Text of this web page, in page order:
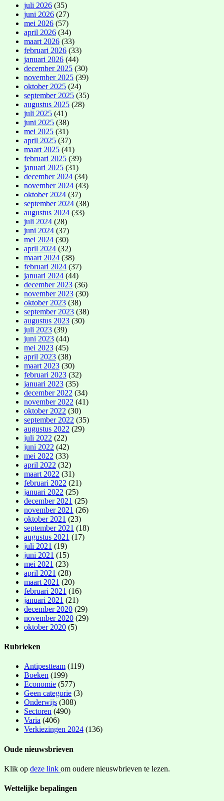
juli 2026 (35)
juni 2026 (27)
mei 2026 (57)
april 2026 (34)
maart 2026 (33)
februari 2026 (33)
januari 2026 (44)
december 2025 (30)
november 2025 (39)
oktober 2025 (24)
september 2025 (35)
augustus 2025 (28)
juli 2025 (41)
juni 2025 (38)
mei 2025 (31)
april 2025 (37)
maart 2025 (41)
februari 2025 (39)
januari 2025 (31)
december 2024 (34)
november 2024 (43)
oktober 2024 (37)
september 2024 (38)
augustus 2024 (33)
juli 2024 (28)
juni 2024 (37)
mei 2024 (30)
april 2024 (32)
maart 2024 (38)
februari 2024 (37)
januari 2024 (44)
december 2023 (36)
november 2023 (30)
oktober 2023 (38)
september 2023 (38)
augustus 2023 (30)
juli 2023 (39)
juni 2023 (44)
mei 2023 (45)
april 2023 (38)
maart 2023 (30)
februari 2023 (32)
januari 2023 (35)
december 2022 (34)
november 2022 (41)
oktober 2022 (30)
september 2022 (35)
augustus 2022 (29)
juli 2022 (22)
juni 2022 (42)
mei 2022 (33)
april 2022 (32)
maart 2022 (31)
februari 2022 (21)
januari 2022 (25)
december 2021 (25)
november 2021 (26)
oktober 2021 (23)
september 2021 (18)
augustus 2021 (17)
juli 2021 (19)
juni 2021 (15)
mei 2021 (23)
april 2021 (28)
maart 2021 (20)
februari 2021 (16)
januari 2021 (21)
december 2020 (29)
november 2020 (29)
oktober 2020 (5)
Rubrieken
Antipestteam (119)
Boeken (199)
Economie (577)
Geen categorie (3)
Onderwijs (308)
Sectoren (490)
Varia (406)
Verkiezingen 2024 (136)
Oude nieuwsbrieven
Klik op deze link om oudere nieuswbrieven te lezen.
Wettelijke bepalingen